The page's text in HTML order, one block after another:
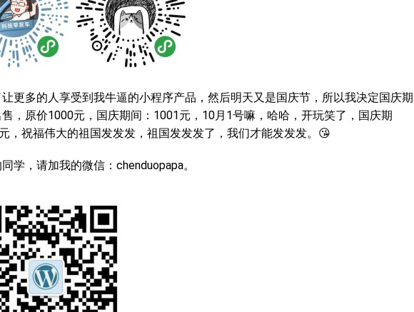
更多的人享受到我牛逼的小程序产品，然后明天又是国庆节，所以我决定国庆期
，原价1000元，国庆期间：1001元，10月1号嘛，哈哈，开玩笑了，国庆期
，祝福伟大的祖国发发发，祖国发发发了，我们才能发发发。😘
学，请加我的微信：chenduopapa。